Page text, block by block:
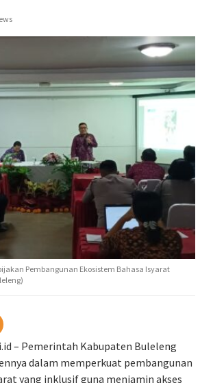
Pembangunan Ekosistem Bahasa Isyarat
– Pemerintah Kabupaten Buleleng
dalam memperkuat pembangunan
yang inklusif guna menjamin akses